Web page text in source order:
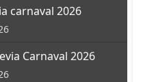
carnaval 2026
Carnaval 2026